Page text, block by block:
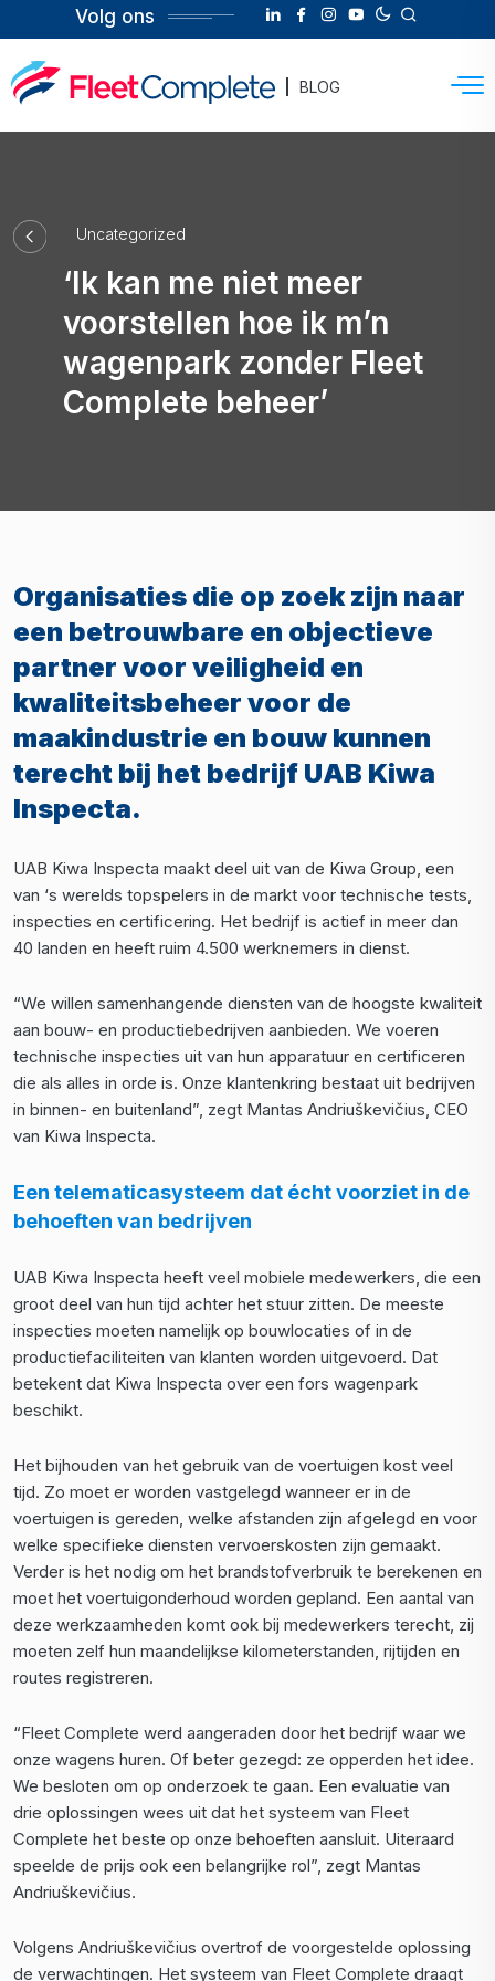
Volg ons
BLOG
Uncategorized
‘Ik kan me niet meer
voorstellen hoe ik m’n
wagenpark zonder Fleet
Complete beheer’
Organisaties die op zoek zijn naar
een betrouwbare en objectieve
partner voor veiligheid en
kwaliteitsbeheer voor de
maakindustrie en bouw kunnen
terecht bij het bedrijf UAB Kiwa
Inspecta.
UAB Kiwa Inspecta maakt deel uit van de Kiwa Group, een
van ‘s werelds topspelers in de markt voor technische tests,
inspecties en certificering. Het bedrijf is actief in meer dan
40 landen en heeft ruim 4.500 werknemers in dienst.
“We willen samenhangende diensten van de hoogste kwaliteit
aan bouw- en productiebedrijven aanbieden. We voeren
technische inspecties uit van hun apparatuur en certificeren
die als alles in orde is. Onze klantenkring bestaat uit bedrijven
in binnen- en buitenland”, zegt Mantas Andriuškevičius, CEO
van Kiwa Inspecta.
Een telematicasysteem dat écht voorziet in de
behoeften van bedrijven
UAB Kiwa Inspecta heeft veel mobiele medewerkers, die een
groot deel van hun tijd achter het stuur zitten. De meeste
inspecties moeten namelijk op bouwlocaties of in de
productiefaciliteiten van klanten worden uitgevoerd. Dat
betekent dat Kiwa Inspecta over een fors wagenpark
beschikt.
Het bijhouden van het gebruik van de voertuigen kost veel
tijd. Zo moet er worden vastgelegd wanneer er in de
voertuigen is gereden, welke afstanden zijn afgelegd en voor
welke specifieke diensten vervoerskosten zijn gemaakt.
Verder is het nodig om het brandstofverbruik te berekenen en
moet het voertuigonderhoud worden gepland. Een aantal van
deze werkzaamheden komt ook bij medewerkers terecht, zij
moeten zelf hun maandelijkse kilometerstanden, rijtijden en
routes registreren.
“Fleet Complete werd aangeraden door het bedrijf waar we
onze wagens huren. Of beter gezegd: ze opperden het idee.
We besloten om op onderzoek te gaan. Een evaluatie van
drie oplossingen wees uit dat het systeem van Fleet
Complete het beste op onze behoeften aansluit. Uiteraard
speelde de prijs ook een belangrijke rol”, zegt Mantas
Andriuškevičius.
Volgens Andriuškevičius overtrof de voorgestelde oplossing
de verwachtingen. Het systeem van Fleet Complete draagt